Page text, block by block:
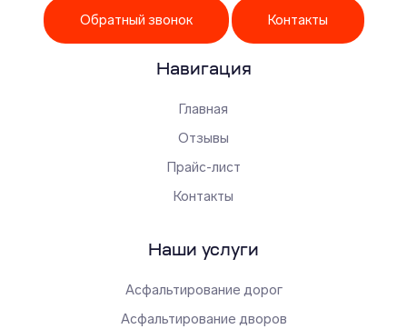
Обратный звонок Контакты
Навигация
Главная
Отзывы
Прайс-лист
Контакты
Наши услуги
Асфальтирование дорог
Асфальтирование дворов